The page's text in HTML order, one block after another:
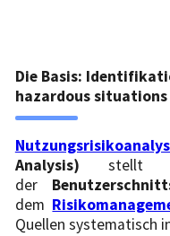
Die Basis:
hazardous situations
Analysis) stellt
der
dem
Quellen systematisch